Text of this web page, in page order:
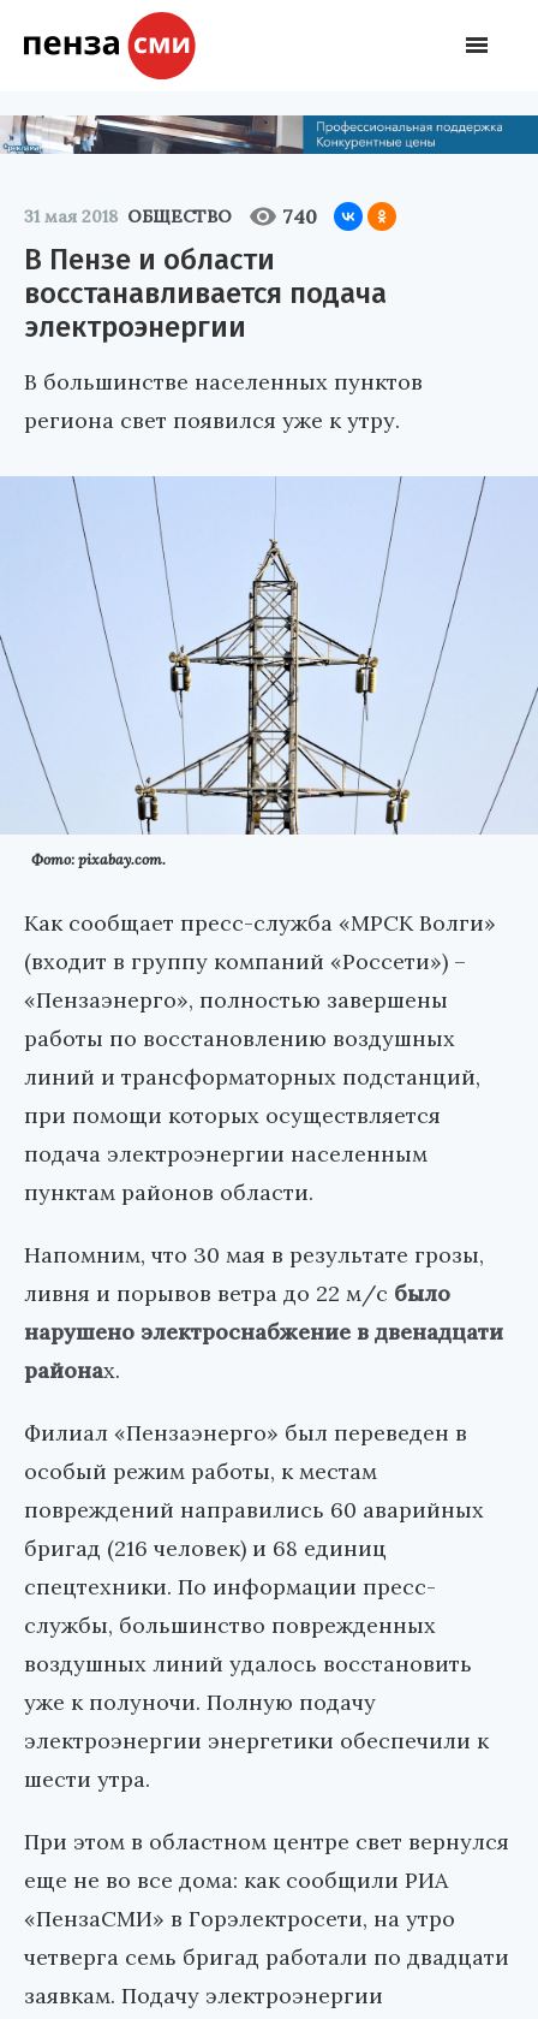
31 мая 2018 ОБЩЕСТВО 740
В Пензе и области
восстанавливается подача
электроэнергии
В большинстве населенных пунктов
региона свет появился уже к утру.
Фото: pixabay.com.
Как сообщает пресс-служба «МРСК Волги»
(входит в группу компаний «Россети») –
«Пензаэнерго», полностью завершены
работы по восстановлению воздушных
линий и трансформаторных подстанций,
при помощи которых осуществляется
подача электроэнергии населенным
пунктам районов области.
Напомним, что 30 мая в результате грозы,
ливня и порывов ветра до 22 м/с было
нарушено электроснабжение в двенадцати
районах.
Филиал «Пензаэнерго» был переведен в
особый режим работы, к местам
повреждений направились 60 аварийных
бригад (216 человек) и 68 единиц
спецтехники. По информации пресс-
службы, большинство поврежденных
воздушных линий удалось восстановить
уже к полуночи. Полную подачу
электроэнергии энергетики обеспечили к
шести утра.
При этом в областном центре свет вернулся
еще не во все дома: как сообщили РИА
«ПензаСМИ» в Горэлектросети, на утро
четверга семь бригад работали по двадцати
заявкам. Подачу электроэнергии